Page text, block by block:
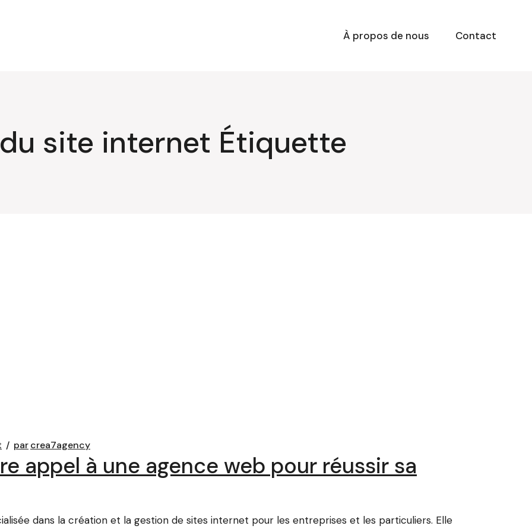
À propos de nous
Contact
site internet Étiquette
parcrea7agency
appel à une agence web pour réussir sa
dans la création et la gestion de sites internet pour les entreprises et les particuliers. Elle